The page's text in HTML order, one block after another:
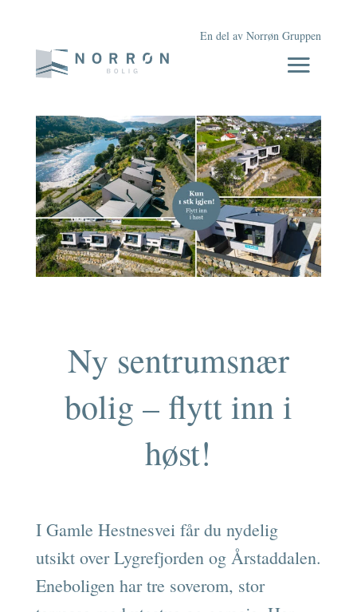
En del av Norrøn Gruppen
Ny sentrumsnær
bolig – flytt inn i
høst!
I Gamle Hestnesvei får du nydelig
utsikt over Lygrefjorden og Årstaddalen.
Eneboligen har tre soverom, stor